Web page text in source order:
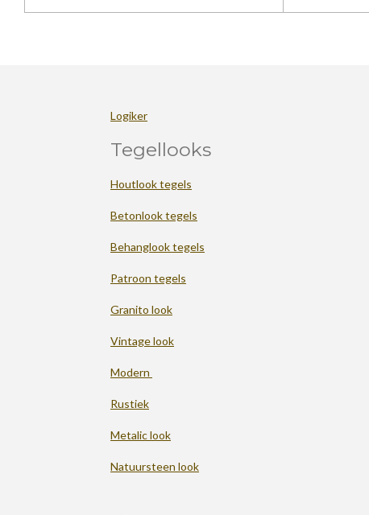
Logiker
Tegellooks
Houtlook tegels
Betonlook tegels
Behanglook tegels
Patroon tegels
Granito look
Vintage look
Modern
Rustiek
Metalic look
Natuursteen look